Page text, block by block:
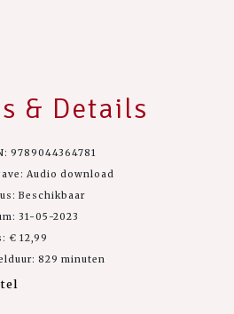
& Details
9789044364781
Audio download
Beschikbaar
31-05-2023
€ 12,99
829 minuten